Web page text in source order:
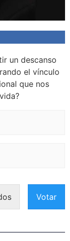
un descanso
el vínculo
que nos
Votar